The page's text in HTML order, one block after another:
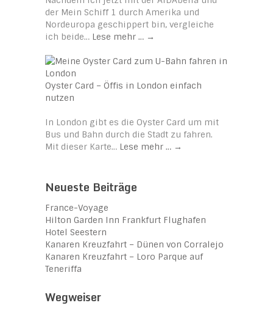
der Mein Schiff 1 durch Amerika und
Nordeuropa geschippert bin, vergleiche
ich beide… Lese mehr … →
Oyster Card – Öffis in London einfach
nutzen
In London gibt es die Oyster Card um mit
Bus und Bahn durch die Stadt zu fahren.
Mit dieser Karte… Lese mehr … →
Neueste Beiträge
France-Voyage
Hilton Garden Inn Frankfurt Flughafen
Hotel Seestern
Kanaren Kreuzfahrt – Dünen von Corralejo
Kanaren Kreuzfahrt – Loro Parque auf
Teneriffa
Wegweiser